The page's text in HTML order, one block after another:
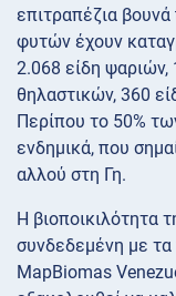
επιτραπέζια
φυτών έχουν
2.068 είδη ψαριών,
θηλαστικών, 360
Περίπου το 50%
ενδημικά, που
αλλού στη Γη.
Η βιοποικιλότητα
συνδεδεμένη με
MapBiomas